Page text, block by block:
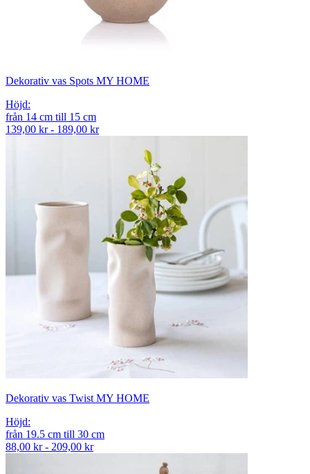
Dekorativ vas Spots MY HOME
Höjd:
från 14 cm till 15 cm
139,00 kr - 189,00 kr
Dekorativ vas Twist MY HOME
Höjd:
från 19.5 cm till 30 cm
88,00 kr - 209,00 kr